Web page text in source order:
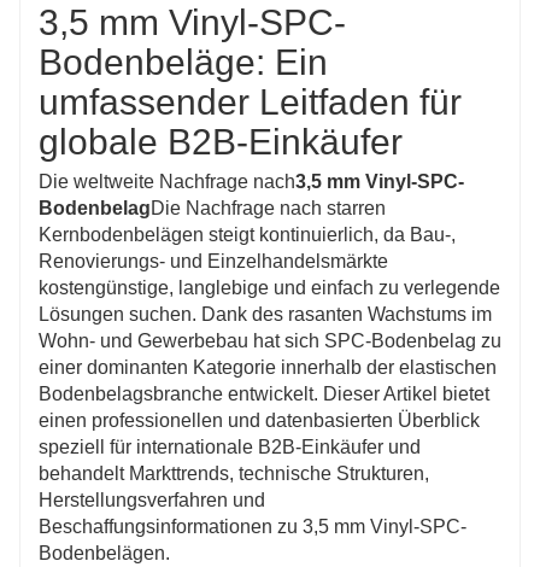
Ziel ist es, Käufer, Händler, Großhändler und
Projektentwickler dabei zu unterstützen, fundierte
Entscheidungen auf der Grundlage von Leistung,
Technologie und Marktnachfrage zu treffen.
3,5 mm Vinyl-SPC-
Bodenbeläge: Ein
umfassender Leitfaden für
globale B2B-Einkäufer
Die weltweite Nachfrage nach3,5 mm Vinyl-SPC-
BodenbelagDie Nachfrage nach starren
Kernbodenbelägen steigt kontinuierlich, da Bau-,
Renovierungs- und Einzelhandelsmärkte
kostengünstige, langlebige und einfach zu verlegende
Lösungen suchen. Dank des rasanten Wachstums im
Wohn- und Gewerbebau hat sich SPC-Bodenbelag zu
einer dominanten Kategorie innerhalb der elastischen
Bodenbelagsbranche entwickelt. Dieser Artikel bietet
einen professionellen und datenbasierten Überblick
speziell für internationale B2B-Einkäufer und
behandelt Markttrends, technische Strukturen,
Herstellungsverfahren und
Beschaffungsinformationen zu 3,5 mm Vinyl-SPC-
Bodenbelägen.